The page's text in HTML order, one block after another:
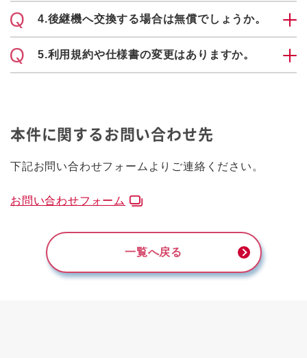
4.後継機へ交換する場合は無償でしょうか。
5.利用規約や仕様書の変更はありますか。
本件に関するお問い合わせ先
下記お問い合わせフォームよりご連絡ください。
お問い合わせフォーム
一覧へ戻る